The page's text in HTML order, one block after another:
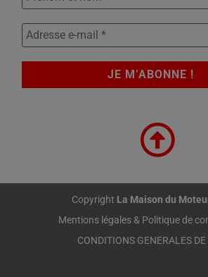
Copyright La Maison du
Mentions légales & Politique de
CONDITIONS GENERALES